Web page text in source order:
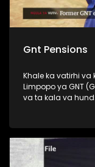
Gnt Pensions
Khale ka vatirhi
Limpopo ya GNT
va ta kala va